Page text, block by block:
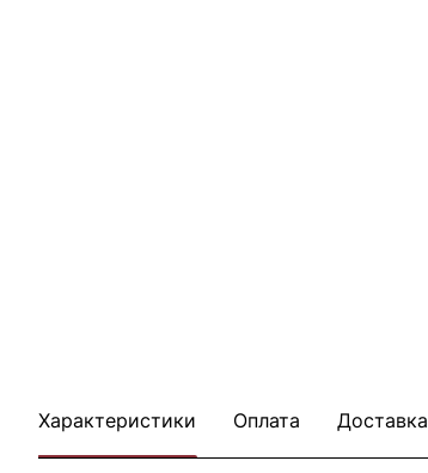
Характеристики Оплата Доставка